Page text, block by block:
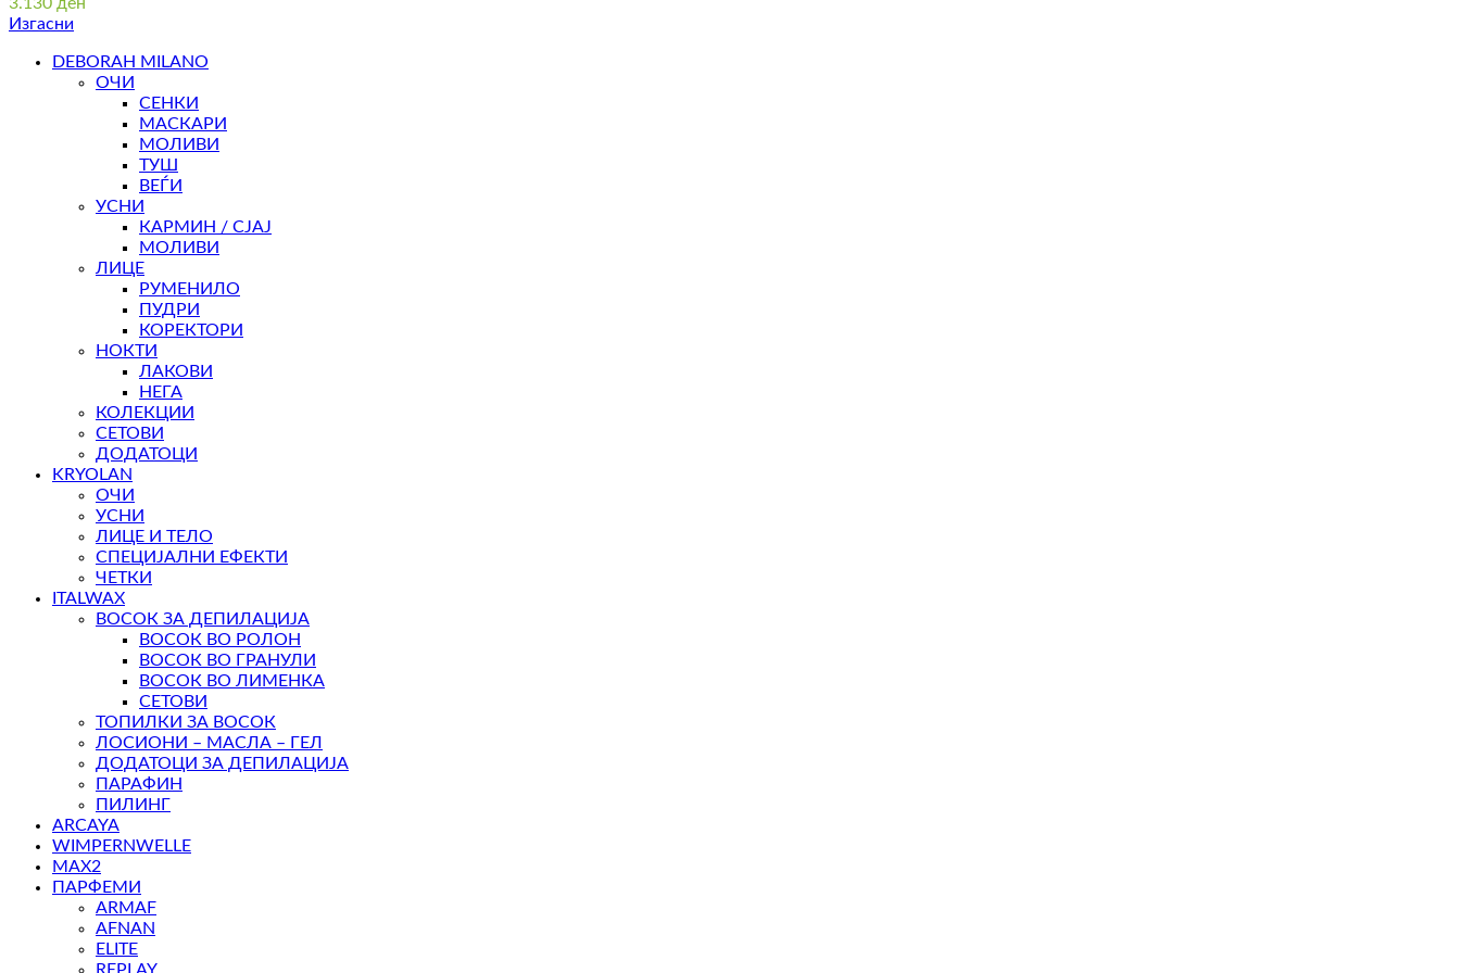
Изгасни
DEBORAH MILANO
ОЧИ
СЕНКИ
МАСКАРИ
МОЛИВИ
ТУШ
ВЕЃИ
УСНИ
КАРМИН / СЈАЈ
МОЛИВИ
ЛИЦЕ
РУМЕНИЛО
ПУДРИ
КОРЕКТОРИ
НОКТИ
ЛАКОВИ
НЕГА
КОЛЕКЦИИ
СЕТОВИ
ДОДАТОЦИ
KRYOLAN
ОЧИ
УСНИ
ЛИЦЕ И ТЕЛО
СПЕЦИЈАЛНИ ЕФЕКТИ
ЧЕТКИ
ITALWAX
ВОСОК ЗА ДЕПИЛАЦИЈА
ВОСОК ВО РОЛОН
ВОСОК ВО ГРАНУЛИ
ВОСОК ВО ЛИМЕНКА
СЕТОВИ
ТОПИЛКИ ЗА ВОСОК
ЛОСИОНИ – МАСЛА – ГЕЛ
ДОДАТОЦИ ЗА ДЕПИЛАЦИЈА
ПАРАФИН
ПИЛИНГ
ARCAYA
WIMPERNWELLE
MAX2
ПАРФЕМИ
ARMAF
AFNAN
ELITE
REPLAY